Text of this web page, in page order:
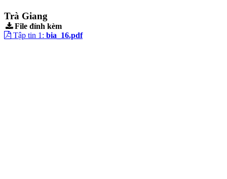
Trà Giang
File đính kèm
Tập tin 1: bia_16.pdf